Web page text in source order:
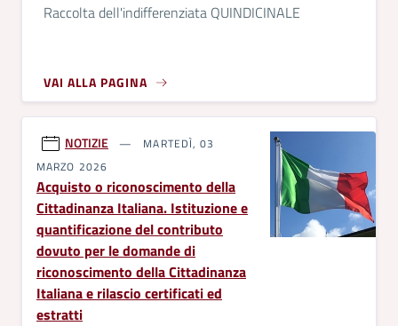
Raccolta dell'indifferenziata QUINDICINALE
VAI ALLA PAGINA
NOTIZIE
MARTEDÌ, 03
MARZO 2026
Acquisto o riconoscimento della
Cittadinanza Italiana. Istituzione e
quantificazione del contributo
dovuto per le domande di
riconoscimento della Cittadinanza
Italiana e rilascio certificati ed
estratti